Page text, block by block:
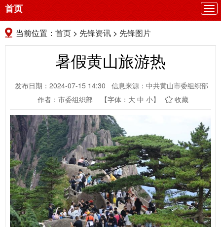
导
首页
当前位置： 首页 > 先锋资讯 > 先锋图片
暑假黄山旅游热
发布日期：2024-07-15 14:30
信息来源：中共黄山市委组织部
作者：市委组织部
【字体： 大 中 小】 收藏